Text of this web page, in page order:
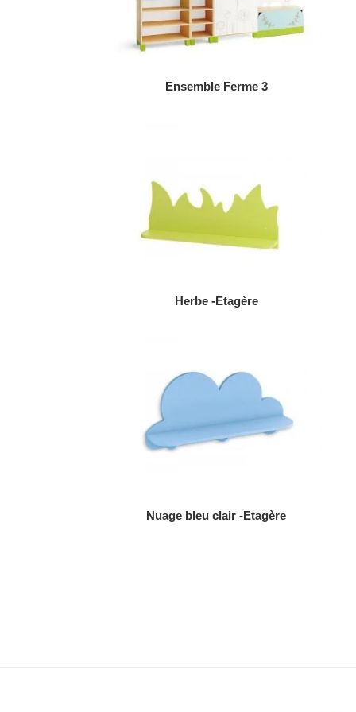
AJOUTER AU DEVIS
Ensemble Ferme 3
AJOUTER AU DEVIS
Herbe -Etagère
AJOUTER AU DEVIS
Nuage bleu clair -Etagère